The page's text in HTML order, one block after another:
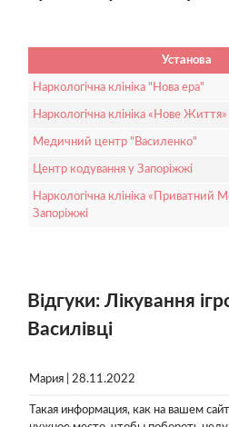
Установа
Наркологічна клініка "Нова ера"
Наркологічна клініка «Нове
Медичний центр "Василенко"
Центр кодування у Запоріжжі
Наркологічна клініка «Приватний
Запоріжжі
Відгуки: Лікування
Василівці
Мария | 28.11.2022
Такая информация, как на вашем